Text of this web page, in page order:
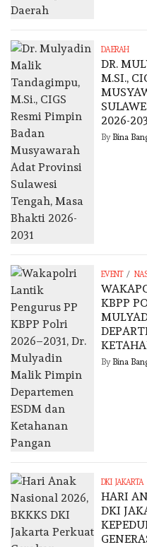
DAERAH
DR.
M.SI.,
2026-
By Bina
EVENT /
KBPP
By Bina
DKI JAKARTA
HARI
DKI